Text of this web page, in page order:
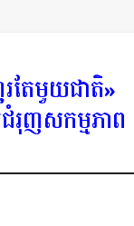
រតែមួយជាតិ»
រុញសកម្មភាព